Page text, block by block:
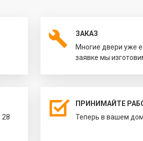
ЗАКАЗ
Многие двери уже
заявке мы
28
ПРИНИМАЙТЕ
Теперь в вашем